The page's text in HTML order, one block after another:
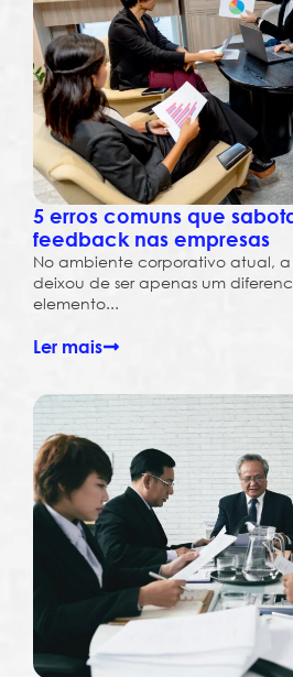
5 erros comuns que
feedback nas empresas
No ambiente corporativo atual,
deixou de ser apenas um
elemento...
Ler mais